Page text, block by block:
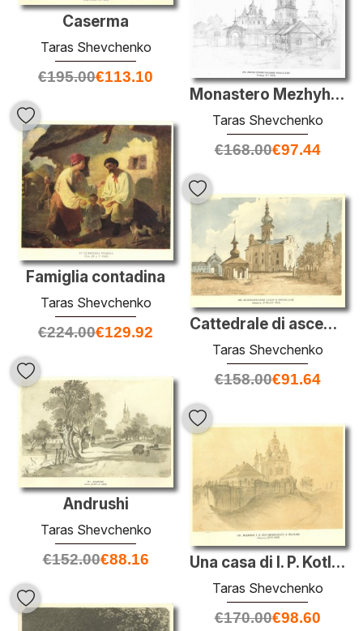
Caserma
Taras Shevchenko
€195.00€113.10
Monastero Mezhyhirya
Taras Shevchenko
€168.00€97.44
Famiglia contadina
Taras Shevchenko
€224.00€129.92 Cattedrale di ascensione in Pereiaslav
Taras Shevchenko
€158.00€91.64
Andrushi
Taras Shevchenko
€152.00€88.16 Una casa di I. P. Kotliarevsky a Poltava
Taras Shevchenko
€170.00€98.60